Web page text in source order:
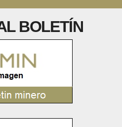
BOLETÍN